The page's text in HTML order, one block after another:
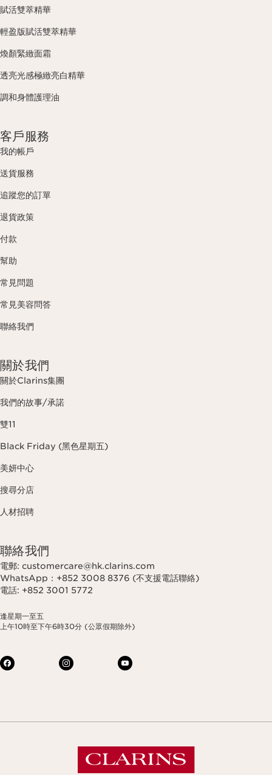
賦活雙萃精華
輕盈版賦活雙萃精華
煥顏緊緻面霜
透亮光感極緻亮白精華
調和身體護理油
客戶服務
我的帳戶
送貨服務
追蹤您的訂單
退貨政策
付款
幫助
常見問題
常見美容問答
聯絡我們
關於我們
關於Clarins集團
我們的故事/承諾
雙11
Black Friday (黑色星期五)
美妍中心
搜尋分店
人材招聘
聯絡我們
電郵: customercare@hk.clarins.com
WhatsApp：+852 3008 8376 (不支援電話聯絡)
電話: +852 3001 5772
逢星期一至五
上午10時至下午6時30分 (公眾假期除外)